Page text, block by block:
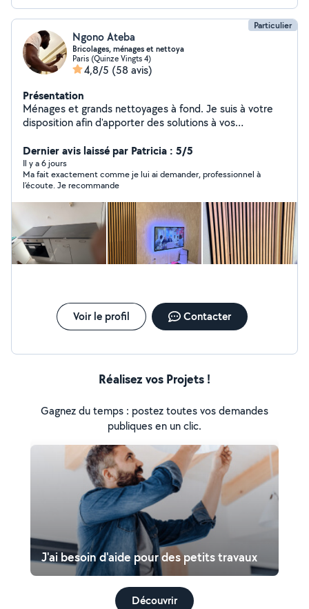
Particulier
Ngono Ateba
Bricolages, ménages et nettoya
Paris (Quinze Vingts 4)
4,8/5 (58 avis)
Présentation
Ménages et grands nettoyages à fond. Je suis à votre
disposition afin d'apporter des solutions à vos
concerne mes services sont: - peinture, -instalations
électrique ( luminaire , cuisinière électrique .....), -
Rénovation Salle de bain, douche ( joints, peinture.....) -
installation des plaques électriques -Montage des
meubles, -Fixation murale( TV, meubles TV,cadre, tringle
rideau......) -Decoration intérieur ( Tasseaux,
moulure......) En qualité de ménages j'effectue : - le
nettoyage de fin de chantier - Ménage particulier et
Airbnb. - Nettoyage des canapés, matelas et
mettrai en œuvre ce que je sais faire
Dernier avis laissé par Patricia : 5/5
Il y a 6 jours
Ma fait exactement comme je lui ai demander, professionnel à
l’écoute. Je recommande
Voir le profil Contacter
Réalisez vos Projets !
Gagnez du temps : postez toutes vos demandes
publiques en un clic.
J'ai besoin d'aide pour des petits travaux
Découvrir